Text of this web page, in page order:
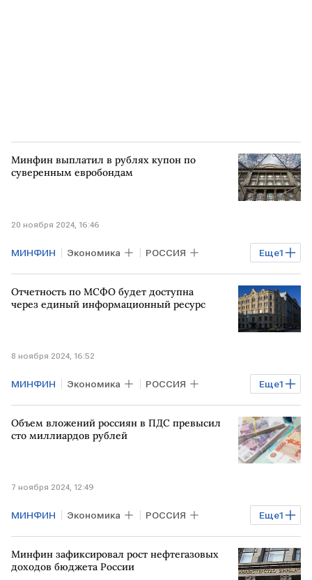
Минфин выплатил в рублях купон по
суверенным евробондам
20 ноября 2024, 16:46
Еще1
МИНФИН Экономика РОССИЯ
евробонды
Отчетность по МСФО будет доступна
через единый информационный ресурс
8 ноября 2024, 16:52
Еще1
МИНФИН Экономика РОССИЯ
МСФО
Объем вложений россиян в ПДС превысил
сто миллиардов рублей
7 ноября 2024, 12:49
Еще1
МИНФИН Экономика РОССИЯ
программа долгосрочных сбережений
Минфин зафиксировал рост нефтегазовых
доходов бюджета России